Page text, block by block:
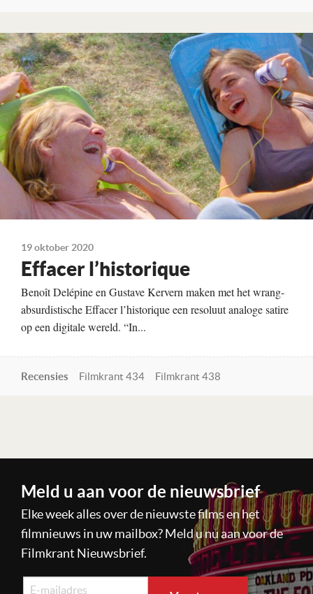
Lees verder
19 oktober 2020
Effacer l’historique
Benoît Delépine en Gustave Kervern maken met het wrang-
absurdistische Effacer l’historique een resoluut analoge satire
op een digitale wereld. “In...
Recensies Filmkrant 434 Filmkrant 438
Meld u aan voor de nieuwsbrief
Elke week alles over de nieuwste films en het
filmnieuws in uw mailbox? Meld u nu aan voor de
Filmkrant Nieuwsbrief.